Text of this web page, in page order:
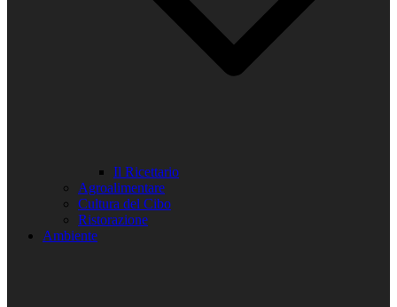
Il Ricettario
Agroalimentare
Cultura del Cibo
Ristorazione
Ambiente